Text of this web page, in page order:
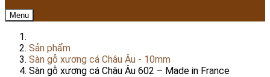
Menu
Sản phẩm
Sàn gỗ xương cá Châu Âu - 10mm
Sàn gỗ xương cá Châu Âu 602 – Made in France